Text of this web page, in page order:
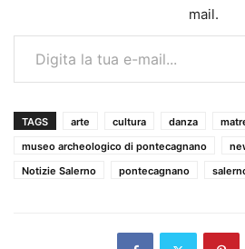
mail.
Digita la tua e-mail...
TAGS arte cultura danza
museo archeologico di pontecagnano
Notizie Salerno
pontecagnano